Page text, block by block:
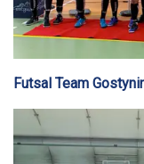
Futsal Team
finałowy zapewnia